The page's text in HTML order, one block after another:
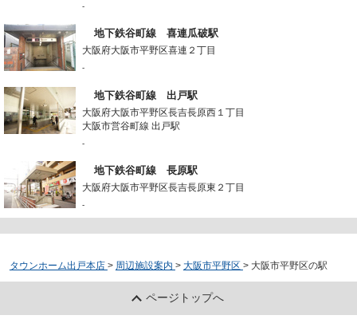
-
地下鉄谷町線 喜連瓜破駅
大阪府大阪市平野区喜連２丁目
-
地下鉄谷町線 出戸駅
大阪府大阪市平野区長吉長原西１丁目
大阪市営谷町線 出戸駅
-
地下鉄谷町線 長原駅
大阪府大阪市平野区長吉長原東２丁目
-
タウンホーム出戸本店 > 周辺施設案内 > 大阪市平野区 > 大阪市平野区の駅
ページトップへ